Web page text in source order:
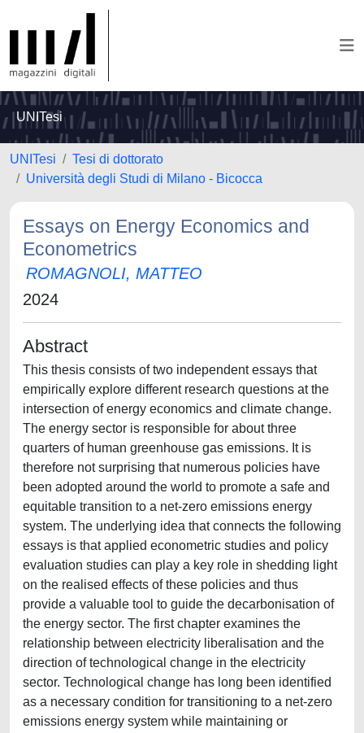
UNITesi
UNITesi
Tesi di dottorato
Università degli Studi di Milano - Bicocca
Essays on Energy Economics and
Econometrics
ROMAGNOLI, MATTEO
2024
Abstract
This thesis consists of two independent essays that
empirically explore different research questions at the
intersection of energy economics and climate change.
The energy sector is responsible for about three
quarters of human greenhouse gas emissions. It is
therefore not surprising that numerous policies have
been adopted around the world to promote a safe and
equitable transition to a net-zero emissions energy
system. The underlying idea that connects the following
essays is that applied econometric studies and policy
evaluation studies can play a key role in shedding light
on the realised effects of these policies and thus
provide a valuable tool to guide the decarbonisation of
the energy sector. The first chapter examines the
relationship between electricity liberalisation and the
direction of technological change in the electricity
sector. Technological change has long been identified
as a necessary condition for transitioning to a net-zero
emissions energy system while maintaining or